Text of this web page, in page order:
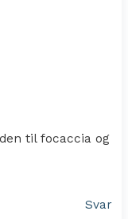
til focaccia og
Svar